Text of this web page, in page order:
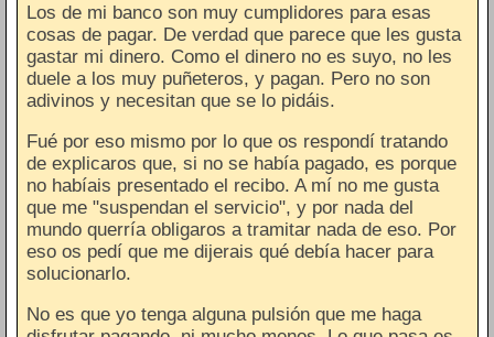
Los de mi banco son muy cumplidores para esas
cosas de pagar. De verdad que parece que les gusta
gastar mi dinero. Como el dinero no es suyo, no les
duele a los muy puñeteros, y pagan. Pero no son
adivinos y necesitan que se lo pidáis.
Fué por eso mismo por lo que os respondí tratando
de explicaros que, si no se había pagado, es porque
no habíais presentado el recibo. A mí no me gusta
que me "suspendan el servicio", y por nada del
mundo querría obligaros a tramitar nada de eso. Por
eso os pedí que me dijerais qué debía hacer para
solucionarlo.
No es que yo tenga alguna pulsión que me haga